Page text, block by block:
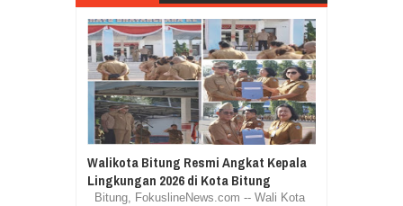
Walikota Bitung Resmi Angkat Kepala
Lingkungan 2026 di Kota Bitung
Bitung, FokuslineNews.com -- Wali Kota